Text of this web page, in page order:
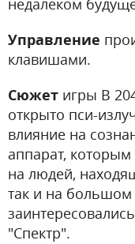
недалеком
Управление
клавишами.
Сюжет игры В
открыто пси-
влияние на
аппарат,
на людей,
так и на большом
"Спектр".